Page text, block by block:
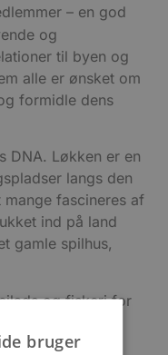
– en god
og
til byen og
alle er ønsket om
formidle dens
DNA. Løkken er en
langs den
fascineres af
ind på land
gamle spilhus,
og fiskeri for
gæster.
aktiviteter –
bruger